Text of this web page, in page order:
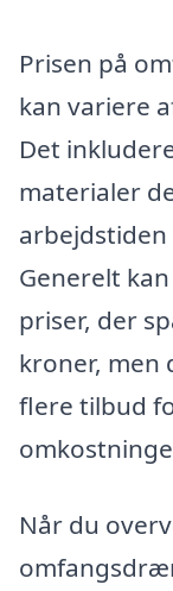
Prisen på
kan variere
Det
materialer
Generelt
priser, der
kroner, men
flere tilbud
Når du